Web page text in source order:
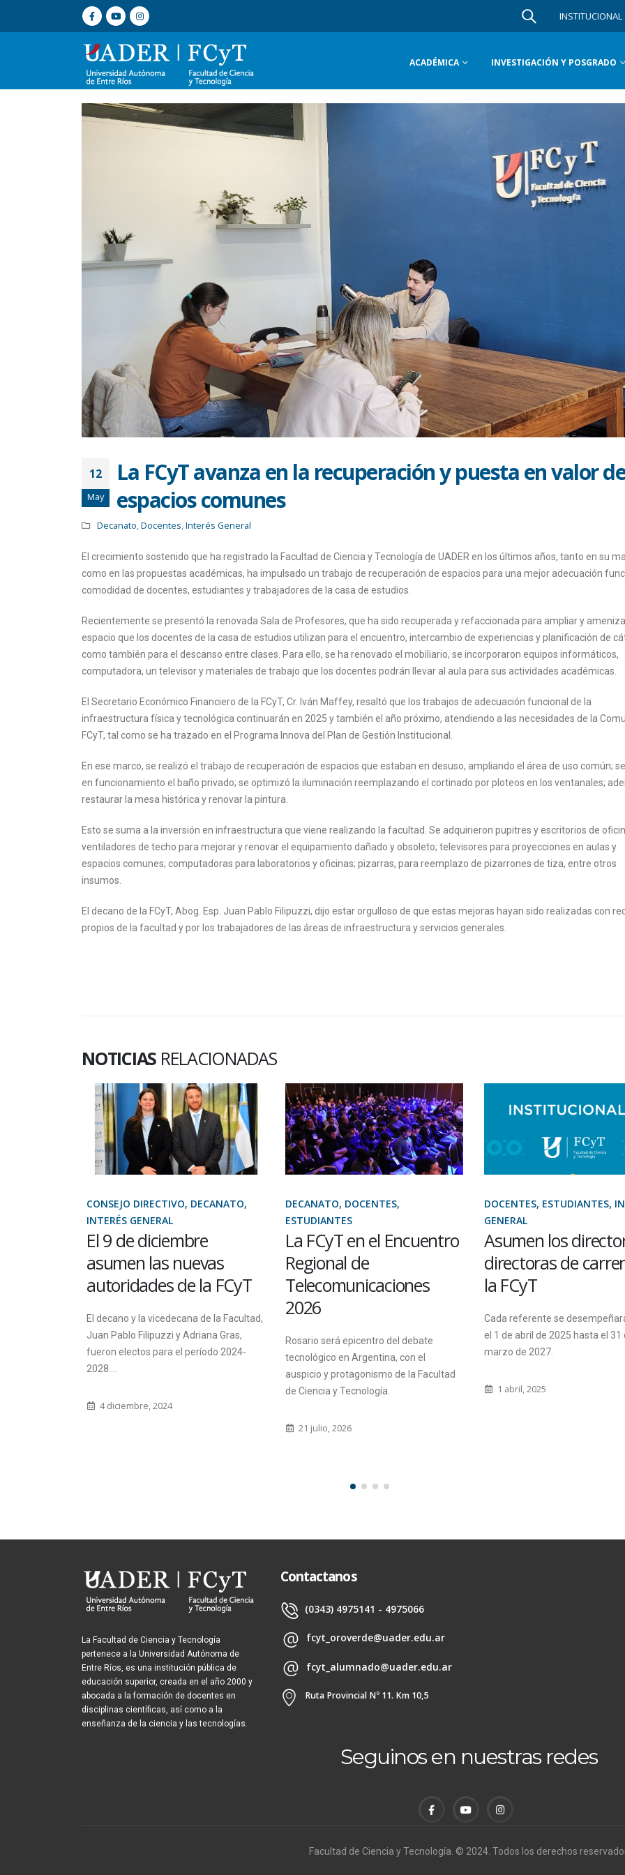
INSTITUCIONAL
ACADÉMICA INVESTIGACIÓN Y POSGRADO
12
May
La FCyT avanza en la recuperación y puesta en valor de
espacios comunes
Decanato,Docentes,Interés General
El crecimiento sostenido que ha registrado la Facultad de Ciencia y Tecnología de UADER en los últimos años, tanto en su
como en las propuestas académicas, ha impulsado un trabajo de recuperación de espacios para una mejor adecuación
comodidad de docentes, estudiantes y trabajadores de la casa de estudios.
Recientemente se presentó la renovada Sala de Profesores, que ha sido recuperada y refaccionada para ampliar y
espacio que los docentes de la casa de estudios utilizan para el encuentro, intercambio de experiencias y planificación de
como también para el descanso entre clases. Para ello, se ha renovado el mobiliario, se incorporaron equipos informáticos,
computadora, un televisor y materiales de trabajo que los docentes podrán llevar al aula para sus actividades académicas.
El Secretario Económico Financiero de la FCyT, Cr. Iván Maffey, resaltó que los trabajos de adecuación funcional de la
infraestructura física y tecnológica continuarán en 2025 y también el año próximo, atendiendo a las necesidades de la
FCyT, tal como se ha trazado en el Programa Innova del Plan de Gestión Institucional.
En ese marco, se realizó el trabajo de recuperación de espacios que estaban en desuso, ampliando el área de uso común;
en funcionamiento el baño privado; se optimizó la iluminación reemplazando el cortinado por ploteos en los ventanales;
restaurar la mesa histórica y renovar la pintura.
Esto se suma a la inversión en infraestructura que viene realizando la facultad. Se adquirieron pupitres y escritorios de
ventiladores de techo para mejorar y renovar el equipamiento dañado y obsoleto; televisores para proyecciones en aulas y
espacios comunes; computadoras para laboratorios y oficinas; pizarras, para reemplazo de pizarrones de tiza, entre otros
insumos.
El decano de la FCyT, Abog. Esp. Juan Pablo Filipuzzi, dijo estar orgulloso de que estas mejoras hayan sido realizadas con
propios de la facultad y por los trabajadores de las áreas de infraestructura y servicios generales.
NOTICIAS RELACIONADAS
CONSEJO DIRECTIVO, DECANATO,
INTERÉS GENERAL
El 9 de diciembre
asumen las nuevas
autoridades de la FCyT
El decano y la vicedecana de la Facultad,
Juan Pablo Filipuzzi y Adriana Gras,
fueron electos para el período 2024-
2028....
4 diciembre, 2024
DECANATO, DOCENTES,
ESTUDIANTES
La FCyT en el Encuentro
Regional de
Telecomunicaciones
2026
Rosario será epicentro del debate
tecnológico en Argentina, con el
auspicio y protagonismo de la Facultad
de Ciencia y Tecnología.
21 julio, 2026
DOCENTES, ESTUDIANTES,
GENERAL
Asumen los
directoras de
la FCyT
Cada referente se
el 1 de abril de 2025 hasta el 31
marzo de 2027.
1 abril, 2025
La Facultad de Ciencia y Tecnología
pertenece a la Universidad Autónoma de
Entre Ríos, es una institución pública de
educación superior, creada en el año 2000 y
abocada a la formación de docentes en
disciplinas científicas, así como a la
enseñanza de la ciencia y las tecnologías.
Contactanos
(0343) 4975141 - 4975066
fcyt_oroverde@uader.edu.ar
fcyt_alumnado@uader.edu.ar
Ruta Provincial Nº 11. Km 10,5
Seguinos en nuestras redes
Facultad de Ciencia y Tecnología. © 2024. Todos los derechos